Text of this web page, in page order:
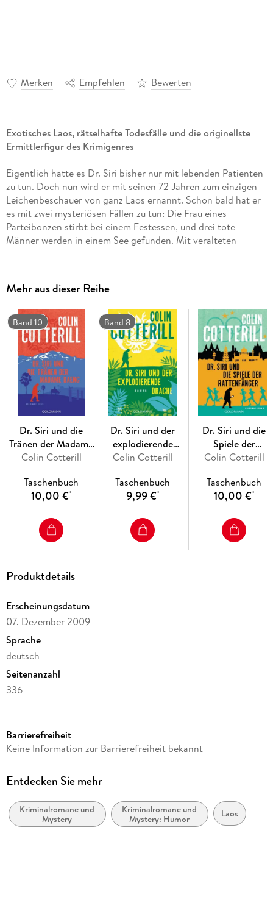
Merken Empfehlen Bewerten
Exotisches Laos, rätselhafte Todesfälle und die originellste
Ermittlerfigur des Krimigenres
Eigentlich hatte es Dr. Siri bisher nur mit lebenden Patienten
zu tun. Doch nun wird er mit seinen 72 Jahren zum einzigen
Leichenbeschauer von ganz Laos ernannt. Schon bald hat er
es mit zwei mysteriösen Fällen zu tun: Die Frau eines
Parteibonzen stirbt bei einem Festessen, und drei tote
Männer werden in einem See gefunden. Mit veralteten
Mehr aus dieser Reihe
Band 10
Dr. Siri und die
Tränen der Madame
Daeng
Colin Cotterill
Taschenbuch
10,00 €*
Band 8
Dr. Siri und der
explodierende
Drache
Colin Cotterill
Taschenbuch
9,99 €*
Dr. Siri und die
Spiele der
Rattenfänger
Colin Cotterill
Taschenbuch
10,00 €*
Produktdetails
Erscheinungsdatum
07. Dezember 2009
Sprache
deutsch
Seitenanzahl
336
Autor/Autorin
Übersetzung
Verlag/Hersteller
Goldmann TB
Barrierefreiheit
Keine Information zur Barrierefreiheit bekannt
Entdecken Sie mehr
Kriminalromane und
Mystery
Kriminalromane und
Mystery: Humor
Laos